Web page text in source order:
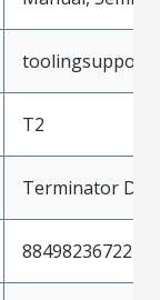
T2
Terminator Die
884982367227